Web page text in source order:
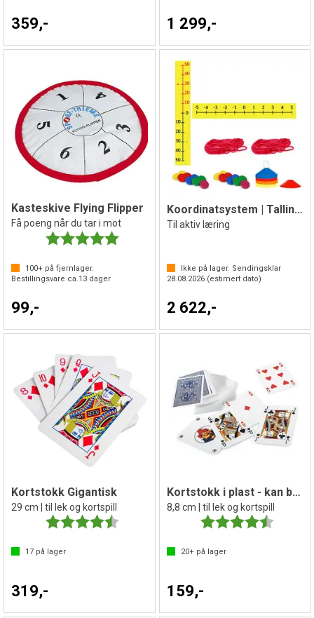
359,- 1 299,-
Kasteskive Flying Flipper
Få poeng når du tar i mot
Karakter:
5.0 av 5 mulige
100+ på fjernlager.
Bestillingsvare ca. 13 dager
99,-
Koordinatsystem | Tallinje | Termometer
Til aktiv læring
Ikke på lager. Sendingsklar
28.08.2026(estimert dato)
2 622,-
Kortstokk Gigantisk
29 cm | til lek og kortspill
Karakter:
4.5 av 5 mulige
17 på lager
319,-
Kortstokk i plast - kan brukes utendørs
8,8 cm | til lek og kortspill
Karakter:
20+på lager
159,-